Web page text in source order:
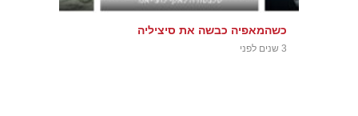
כשהמאפיה כבשה את סיציליה
3 שנים לפני